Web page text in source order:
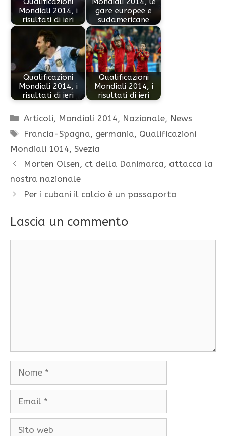
Mondiali 2014, i
risultati di ieri
gare europee e
sudamericane
Qualificazioni
Mondiali 2014, i
risultati di ieri
Qualificazioni
Mondiali 2014, i
risultati di ieri
Categorie
Articoli, Mondiali 2014, Nazionale, News
Tag
Francia-Spagna, germania, Qualificazioni
Mondiali 1014, Svezia
Morten Olsen, ct della Danimarca, attacca la
nostra nazionale
Per i cubani il calcio è un passaporto
Lascia un commento